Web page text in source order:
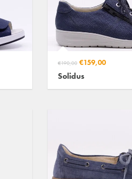
€190,00 €159,00
Solidus